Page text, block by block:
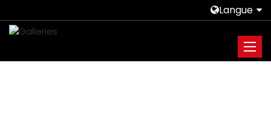
Langue